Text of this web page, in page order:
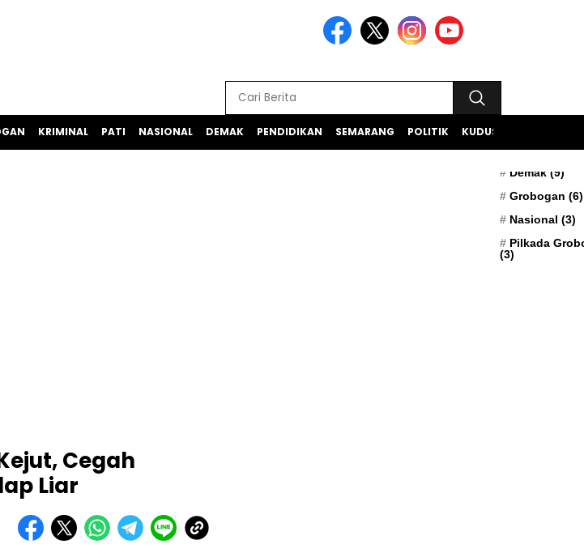
KRIMINAL PATI NASIONAL DEMAK PENDIDIKAN SEMARANG POLITIK KUDUS
Apresiasi(5)
Demak (9)
Grobogan (6)
Nasional (3)
Pilkada
(3)
Cegah
Liar